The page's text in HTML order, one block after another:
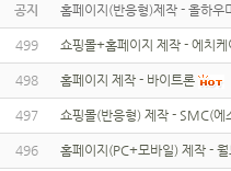
공지 홈페이지(반응형)제작 - 올하우
499 쇼핑몰+홈페이지 제작 - 에치케
498 홈페이지 제작 - 바이트론
497 쇼핑몰(반응형) 제작 - SMC(에
496 홈페이지(PC+모바일) 제작 -